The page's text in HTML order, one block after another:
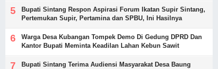
Bupati Sintang Respon Aspirasi Forum Ikatan Supir Sintang,
Pertemukan Supir, Pertamina dan SPBU, Ini Hasilnya
Warga Desa Kubangan Tompek Demo Di Gedung DPRD Dan
Kantor Bupati Meminta Keadilan Lahan Kebun Sawit
Bupati Sintang Terima Audiensi Masyarakat Desa Baung